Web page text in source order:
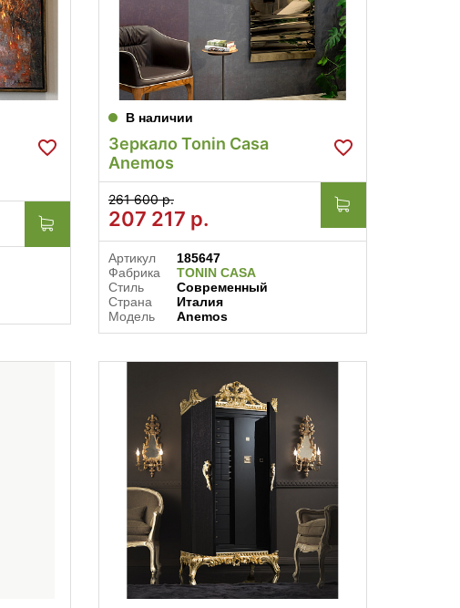
В наличии
Зеркало Tonin Casa
Anemos
261 600 р.
207 217 р.
Артикул
185647
Фабрика
TONIN CASA
Стиль
Современный
Страна
Италия
Модель
Anemos